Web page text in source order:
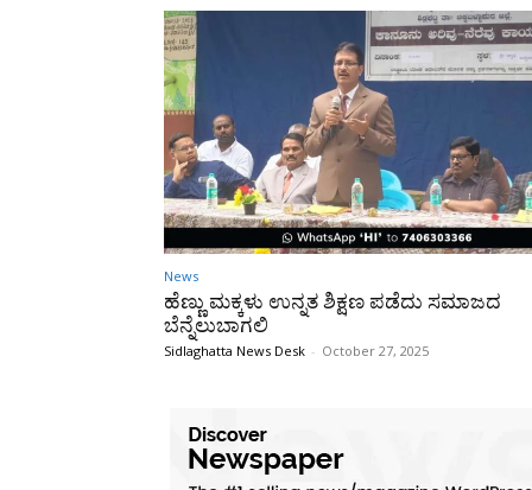
News
ಹೆಣ್ಣು ಮಕ್ಕಳು ಉನ್ನತ ಶಿಕ್ಷಣ ಪಡೆದು ಸಮಾಜದ
ಬೆನ್ನೆಲುಬಾಗಲಿ
Sidlaghatta News Desk - October 27, 2025